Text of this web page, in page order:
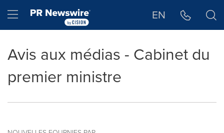
Hamburger menu EN
Avis aux médias - Cabinet du
premier ministre